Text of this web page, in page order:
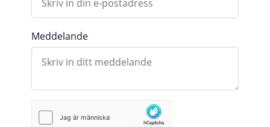
Meddelande